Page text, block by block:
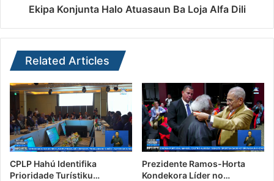
Ekipa Konjunta Halo Atuasaun Ba Loja Alfa Dili
Related Articles
CPLP Hahú Identifika
Prioridade Turístiku…
Prezidente Ramos-Horta
Kondekora Líder no…